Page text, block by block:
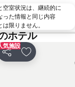
空室状況は、継続的に
った情報と同じ内容
限りません。
ホテル
気施設
シェア お気に入りに